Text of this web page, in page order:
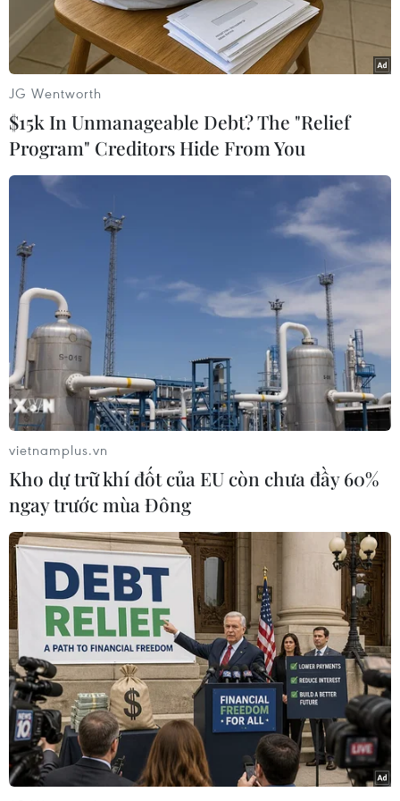
Hoa hậu Mai Phương trong một buổi giao lưu với, truyền cảm
hứng tới các em sinh viên. (Ảnh: CTV/Vietnam+)
Huỳnh Nguyễn Mai Phương đăng quang Miss
World Vietnam 2022 với phong cách ngọt ngào,
dịu dàng, được khán giả đánh giá cao từ sắc vóc
xinh đẹp vượt trội đến kỹ năng trình diễn tốt.
Người đẹp còn sở hữu học vấn xuất sắc khi đạt
IELTS 8.0 cùng khả năng ứng xử khéo léo.
Đặc biệt, Mai Phương cho biết hiện tại cô đang
thực tập và làm việc tại Đài Truyền hình Việt
Nam với vị trí biên tập viên và dẫn chương
trình. Ngoài ra, người đẹp đang theo học ngành
Ngôn ngữ Anh tại trường Đại học Khoa học Xã
hội-Nhân văn. Mặc dù bận rộn với công việc và
nhất là lịch trình dày đặc của một hoa hậu
đương nhiệm nhưng Mai Phương khẳng định
cô vẫn luôn ưu tiên việc học.
[Huỳnh Nguyễn Mai Phương đăng quang Hoa
hậu Thế giới Việt Nam 2022]
Gần đây, cô nàng liên tục khiến công chúng bất
JG Wentworth
$15k In Unmanageable Debt? The "Relief
Program" Creditors Hide From You
vietnamplus.vn
Kho dự trữ khí đốt của EU còn chưa đầy 60%
ngay trước mùa Đông